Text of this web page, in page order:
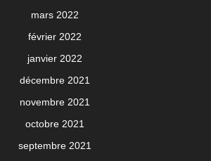
mars 2022
février 2022
janvier 2022
décembre 2021
novembre 2021
octobre 2021
septembre 2021